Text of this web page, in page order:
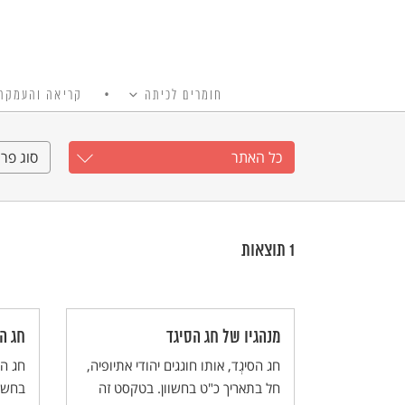
חומרים לכיתה קריאה
כל האתר סוג
1 תוצאות
מנהגיו של חג הסיגד
חג הסיגְד, אותו חוגגים יהודי אתיופיה,
חל בתאריך כ"ט בחשוון. בטקסט זה
חג
חג